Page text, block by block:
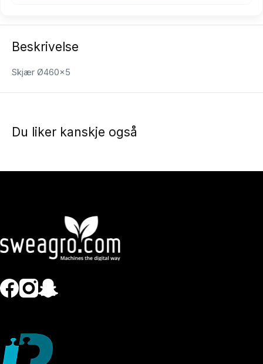
Beskrivelse
Skjær Ø460x5
Du liker kanskje også